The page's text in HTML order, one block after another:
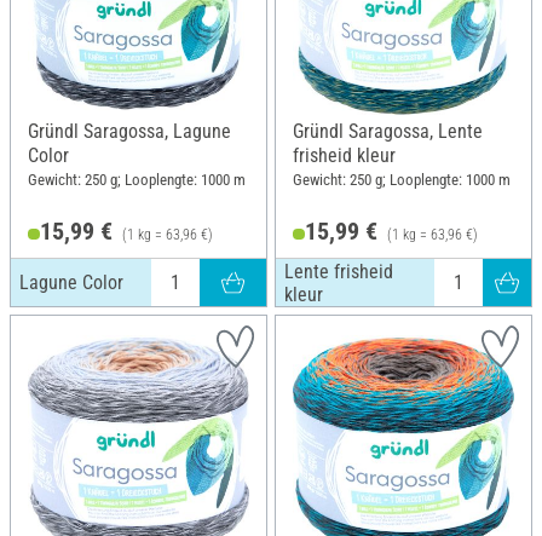
Gründl Saragossa, Lagune
Color
Gewicht: 250 g; Looplengte: 1000 m
15,99 € (1 kg = 63,96 €)
Lagune Color
Gründl Saragossa, Lente
frisheid kleur
Gewicht: 250 g; Looplengte: 1000 m
15,99 € (1 kg = 63,96 €)
Lente frisheid
kleur